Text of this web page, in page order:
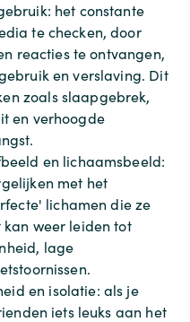
het constante
te checken, door
reacties te ontvangen,
en verslaving. Dit
zoals slaapgebrek,
en verhoogde
en lichaamsbeeld:
met het
lichamen die ze
weer leiden tot
lage
en isolatie: als je
iets leuks aan het